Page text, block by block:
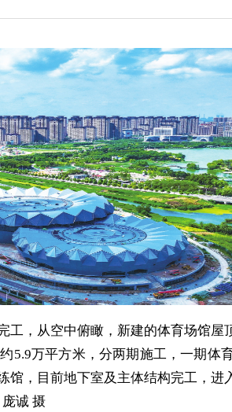
，从空中俯瞰，新建的体育场馆屋
5.9万平方米，分两期施工，一期体
馆，目前地下室及主体结构完工，进
诚 摄